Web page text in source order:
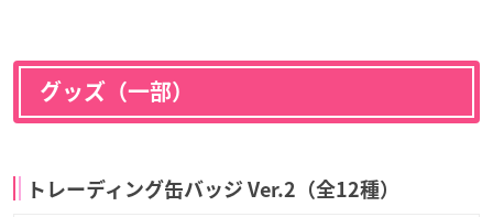
グッズ（一部）
トレーディング缶バッジ Ver.2（全12種）